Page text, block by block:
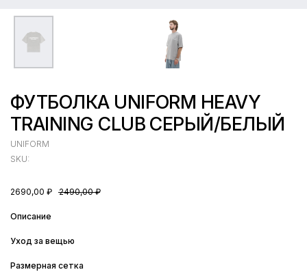
ФУТБОЛКА UNIFORM HEAVY
TRAINING CLUB СЕРЫЙ/БЕЛЫЙ
UNIFORM
SKU:
2690,00 ₽ 2490,00 ₽
Описание
Уход за вещью
Размерная сетка